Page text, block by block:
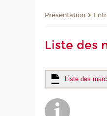
Présentation
Liste des
Liste des